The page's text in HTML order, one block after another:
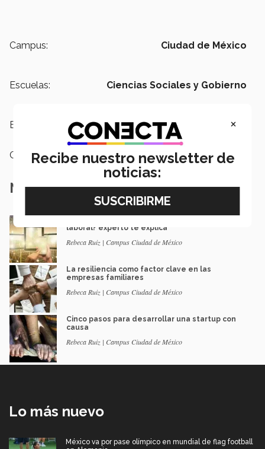
Campus: Ciudad de México
Escuelas: Ciencias Sociales y Gobierno
Etiquetas: Banxico, Economía
Categoría: Educación
Notas Relacionadas
laboral? experto te explica
Rebeca Ruiz | Campus Ciudad de México
La resiliencia como factor clave en las
empresas familiares
Rebeca Ruiz | Campus Ciudad de México
Cinco pasos para desarrollar una startup con
causa
Rebeca Ruiz | Campus Ciudad de México
Lo más nuevo
México va por pase olímpico en mundial de flag football
×
Recibe nuestro newsletter de
noticias: